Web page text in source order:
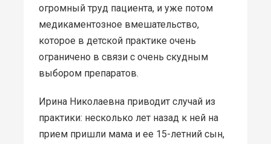
огромный труд пациента, и уже потом
медикаментозное вмешательство,
которое в детской практике очень
ограничено в связи с очень скудным
выбором препаратов.
Ирина Николаевна приводит случай из
практики: несколько лет назад к ней на
прием пришли мама и ее 15-летний сын,